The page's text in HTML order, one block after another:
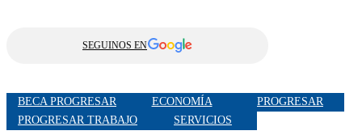
SEGUINOS EN
BECA PROGRESAR ECONOMÍA
PROGRESAR
PROGRESAR TRABAJO
SERVICIOS